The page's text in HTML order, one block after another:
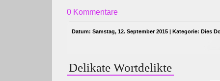
0 Kommentare
Datum: Samstag, 12. September 2015 | Kategorie: Dies
Delikate Wortdelikte